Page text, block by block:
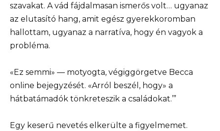
szavakat. A vád fájdalmasan ismerős volt… ugyanaz
az elutasító hang, amit egész gyerekkoromban
hallottam, ugyanaz a narratíva, hogy én vagyok a
probléma.
«Ez semmi» — motyogta, végiggörgetve Becca
online bejegyzését. «Arról beszél, hogy» a
hátbatámadók tönkreteszik a családokat.’”
Egy keserű nevetés elkerülte a figyelmemet.